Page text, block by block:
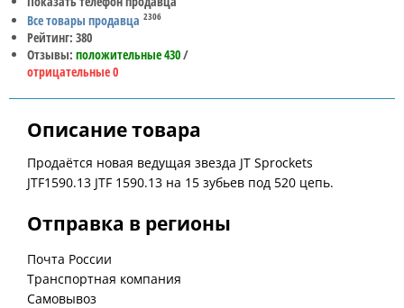
Все товары продавца 2306
Рейтинг: 380
Отзывы: положительные 430/
отрицательные 0
Описание товара
Продаётся новая ведущая звезда JT Sprockets
JTF1590.13 JTF 1590.13 на 15 зубьев под 520 цепь.
Отправка в регионы
Почта России
Транспортная компания
Самовывоз